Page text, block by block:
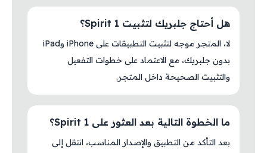
هل أحتاج جلبريك لتثبيت Spirit 1؟
لا، المتجر موجه لتثبيت التطبيقات على iPhone وiPad
بدون جلبريك، مع الاعتماد على خطوات التفعيل
والتثبيت الصحيحة داخل المتجر.
ما الخطوة التالية بعد العثور على Spirit 1؟
بعد التأكد من التطبيق والإصدار المناسب، انتقل إلى